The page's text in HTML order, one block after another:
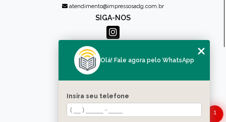
atendimento@impressosadg.com.br
SIGA-NOS
MENU
QUEM SOMOS
PRODUTOS
CONTATO
CATEGORIAS
1
Olá! Fale agora pelo WhatsApp
Insira seu telefone